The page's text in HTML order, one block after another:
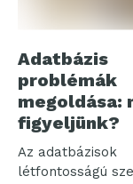
Adatbázis
problémák
megoldása:
figyeljünk?
Az adatbázisok
létfontosságú